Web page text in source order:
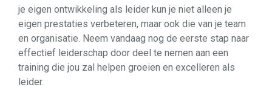
je eigen ontwikkeling als leider kun je niet alleen je
eigen prestaties verbeteren, maar ook die van je team
en organisatie. Neem vandaag nog de eerste stap naar
effectief leiderschap door deel te nemen aan een
training die jou zal helpen groeien en excelleren als
leider.